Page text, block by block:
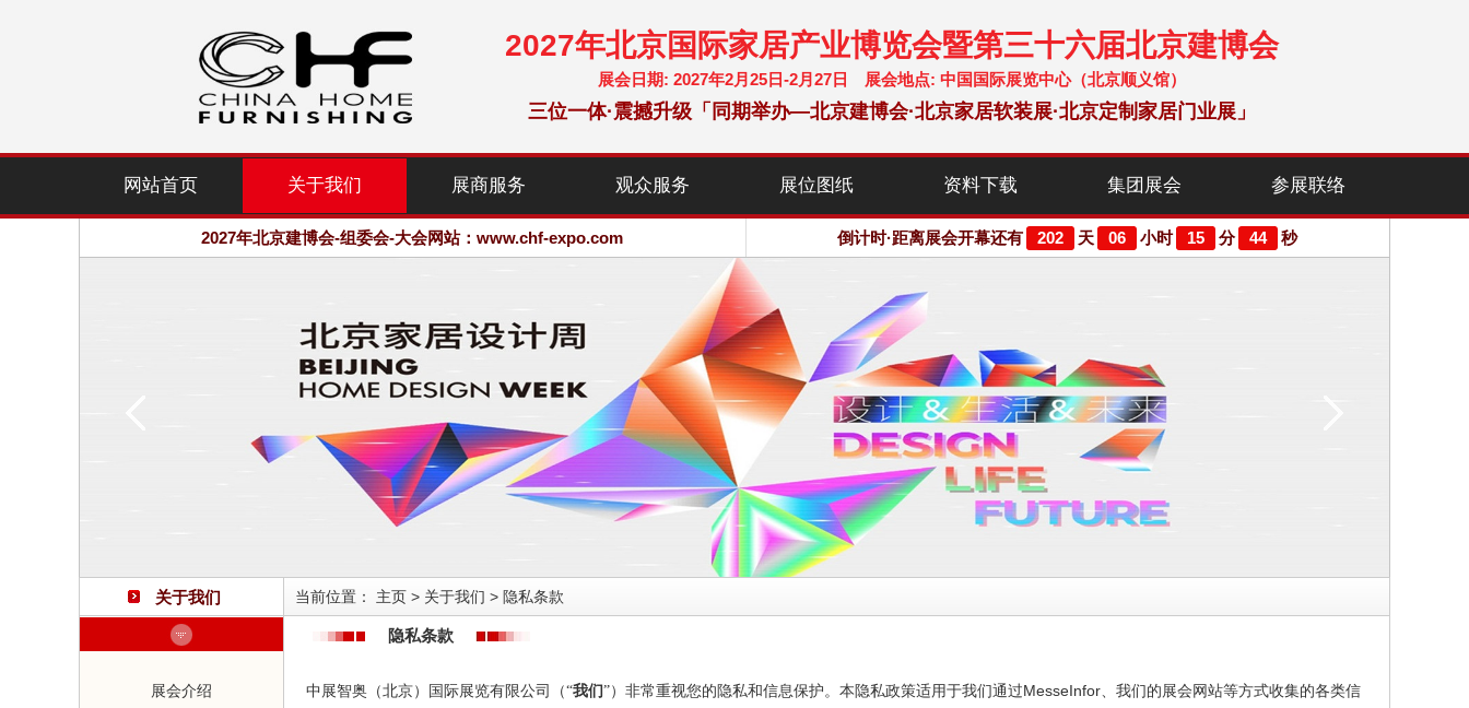
2027年北京国际家居产业博览会暨第三十六届北京建博会
展会日期: 2027年2月25日-2月27日 展会地点: 中国国际展览中心（北京顺义馆）
三位一体·震撼升级「同期举办—北京建博会·北京家居软装展·北京定制家居门业展」
网站首页 关于我们 展商服务 观众服务 展位图纸 资料下载 集团展会 参展联络
2027年北京建博会-组委会-大会网站：www.chf-expo.com
欢迎访问·2027年北京国际家居产业博览会·大会网站
2027年北京建博会-组委会-大会网站：www.chf-expo.com 倒计时·距离展会开幕还有 202 天 06 小时 15 分 43 秒
关于我们
展会介绍
当前位置： 主页 > 关于我们 > 隐私条款
隐私条款
中展智奥（北京）国际展览有限公司（“我们”）非常重视您的隐私和信息保护。本隐私政策适用于我们通过MesseInfor、我们的展会网站等方式收集的各类信